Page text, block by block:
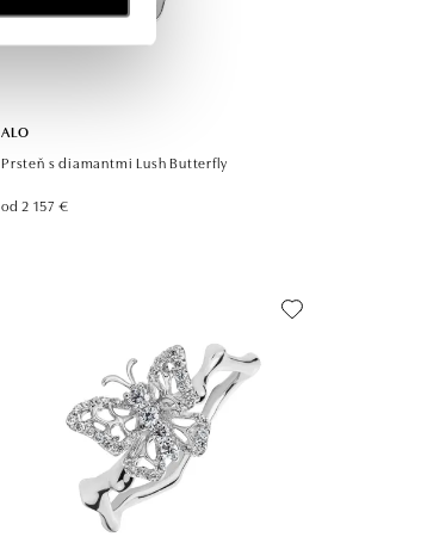
ALO
Prsteň s diamantmi Lush Butterfly
od 2 157 €